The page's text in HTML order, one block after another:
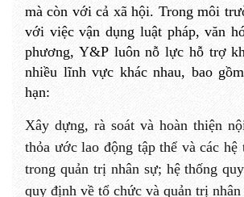
mà còn với cả xã hội. Trong môi
với việc vận dụng luật pháp, văn
phương, Y&P luôn nỗ lực hỗ trợ
nhiều lĩnh vực khác nhau, bao
hạn:
Xây dựng, rà soát và hoàn thiện
thỏa ước lao động tập thể và các hệ
trong quản trị nhân sự; hệ thống
quy định về tổ chức và quản trị nhân